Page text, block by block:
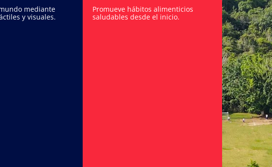
mediante
y visuales.
Promueve hábitos alimenticios
saludables desde el inicio.